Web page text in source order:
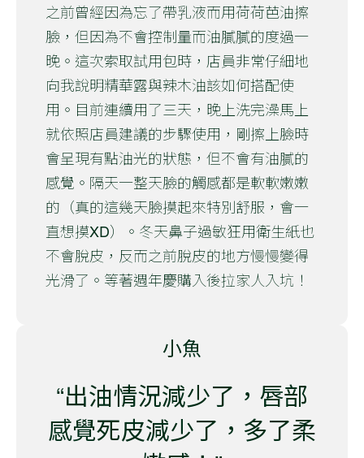
之前曾經因為忘了帶乳液而用荷荷芭油擦
臉，但因為不會控制量而油膩膩的度過一
晚。這次索取試用包時，店員非常仔細地
向我說明精華露與辣木油該如何搭配使
用。目前連續用了三天，晚上洗完澡馬上
就依照店員建議的步驟使用，剛擦上臉時
會呈現有點油光的狀態，但不會有油膩的
感覺。隔天一整天臉的觸感都是軟軟嫩嫩
的（真的這幾天臉摸起來特別舒服，會一
直想摸XD）。冬天鼻子過敏狂用衛生紙也
不會脫皮，反而之前脫皮的地方慢慢變得
光滑了。等著週年慶購入後拉家人入坑！
小魚
“出油情況減少了，唇部
感覺死皮減少了，多了柔